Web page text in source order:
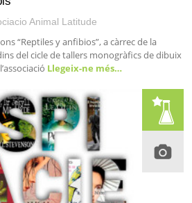
Animal Latitude
“Reptiles y anfibios”, a càrrec de la
del cicle de tallers monogràfics de dibuix
Llegeix-ne més…